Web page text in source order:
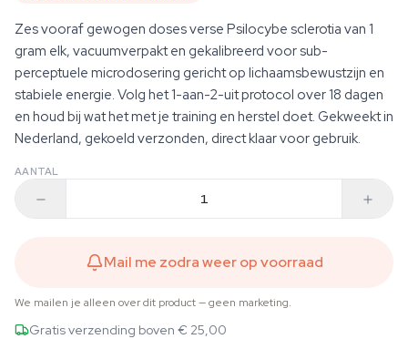
Zes vooraf gewogen doses verse Psilocybe sclerotia van 1
gram elk, vacuumverpakt en gekalibreerd voor sub-
perceptuele microdosering gericht op lichaamsbewustzijn en
stabiele energie. Volg het 1-aan-2-uit protocol over 18 dagen
en houd bij wat het met je training en herstel doet. Gekweekt in
Nederland, gekoeld verzonden, direct klaar voor gebruik.
AANTAL
Mail me zodra weer op voorraad
We mailen je alleen over dit product — geen marketing.
Gratis verzending boven € 25,00